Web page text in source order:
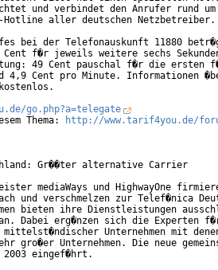
und verbindet den Anrufer rund
aller deutschen Netzbetreiber.
bei der Telefonauskunft 11880
Cent f�r jeweils weitere sechs
49 Cent pauschal f�r die ersten
4,9 Cent pro Minute. Informationen
go.php?a=telegate
Thema:
http://www.tarif4you.de/
Gr��ter alternative Carrier
mediaWays und HighwayOne
und verschmelzen zur Telef�nica
bieten ihre Dienstleistungen
Dabei erg�nzen sich die Experten
Unternehmen mit
gro�er Unternehmen. Die neue
2003 eingef�hrt.